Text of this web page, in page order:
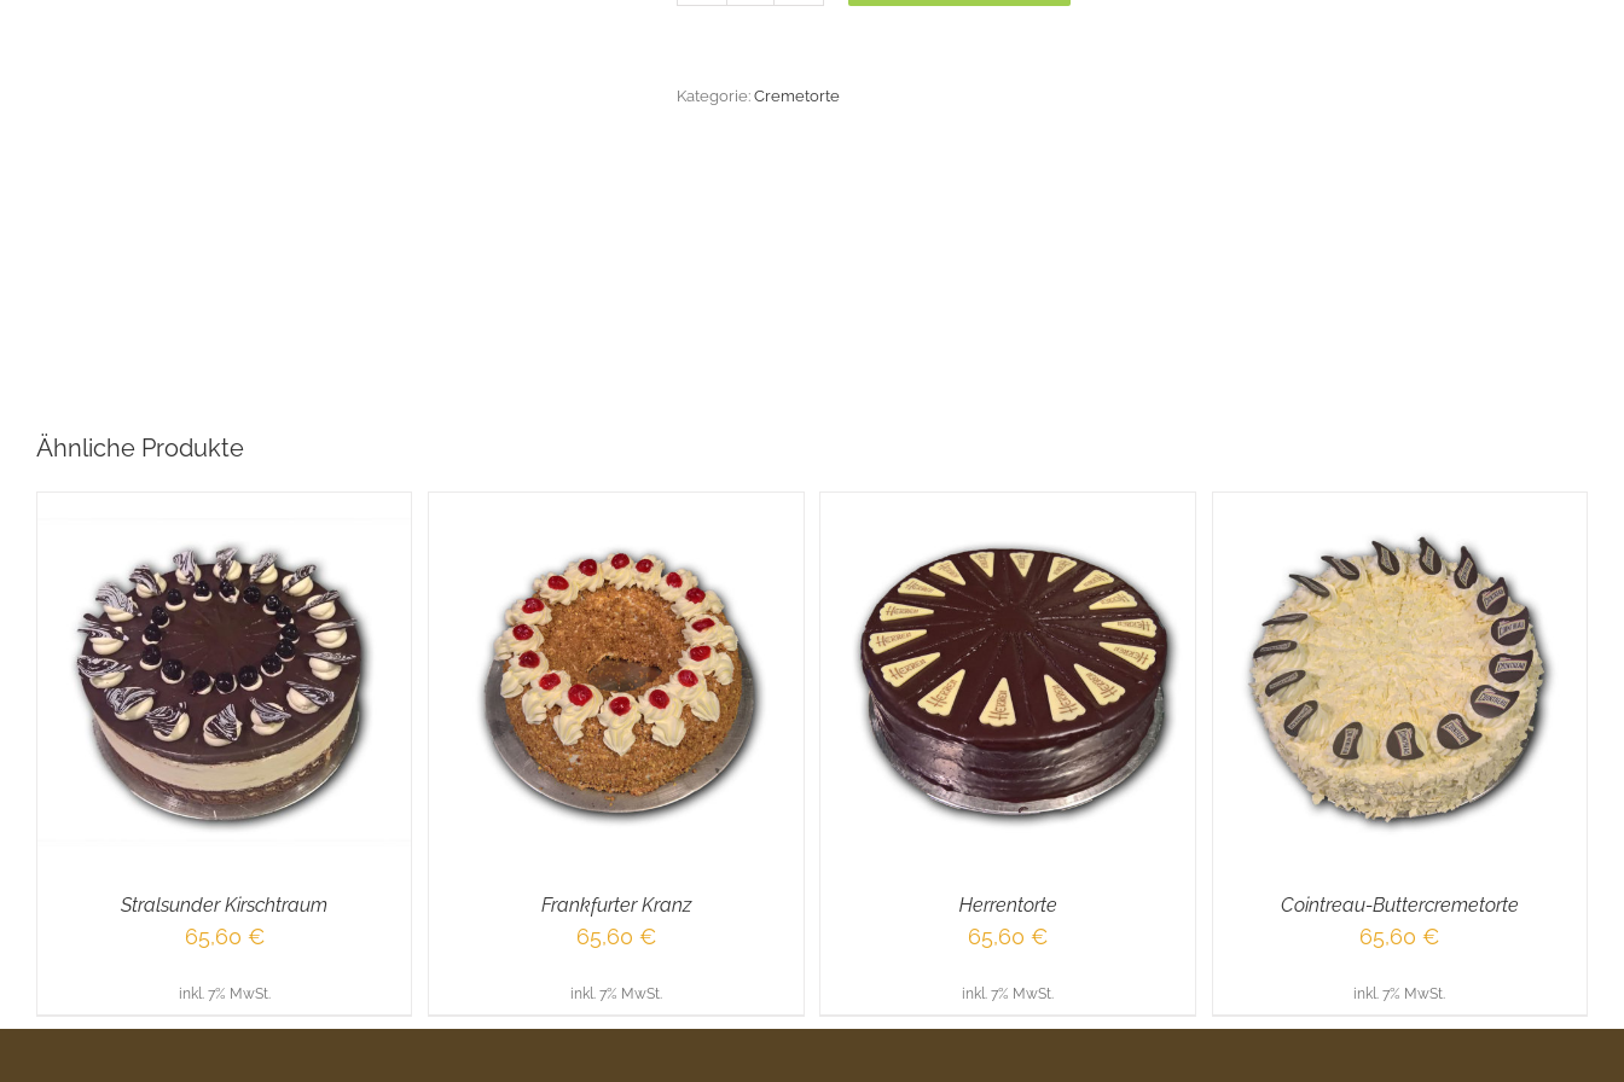
Kategorie: Cremetorte
Ähnliche Produkte
Stralsunder Kirschtraum
65,60 €
inkl. 7% MwSt.
IN DEN WARENKORB / DETAILS
Frankfurter Kranz
65,60 €
inkl. 7% MwSt.
IN DEN WARENKORB / DETAILS
Herrentorte
65,60€
inkl. 7% MwSt.
IN DEN WARENKORB / DETAILS
Cointreau-Buttercremetorte
65,60€
inkl. 7% MwSt.